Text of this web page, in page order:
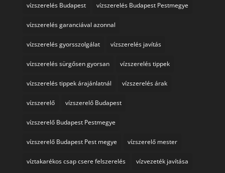
vízszerelés Budapest vízszerelés Budapest Pestmegye
vízszerelés garanciával azonnal
vízszerelés gyorsszolgálat vízszerelés javítás
vízszerelés sürgősen gyorsan vízszerelés tippek
vízszerelés tippek árajánlatnál vízszerelés árak
vízszerelő vízszerelő Budapest
vízszerelő Budapest Pestmegye
vízszerelő Budapest Pest megye vízszerelő mester
víztakarékos csap csere felszerelés vízvezeték javítása